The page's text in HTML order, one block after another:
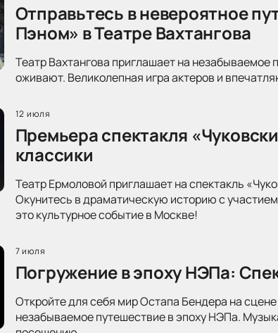
Отправьтесь в невероятное
Пэном» в Театре Вахтангова
Театр Вахтангова приглашает на
оживают. Великолепная игра актеров и
12 июля
Премьера спектакля
классики
Театр Ермоловой приглашает на спектакль
Окунитесь в драматическую историю с
это культурное событие в Москве!
7 июля
Погружение в эпоху НЭПа:
Откройте для себя мир Остапа Бендера на
незабываемое путешествие в эпоху НЭПа.